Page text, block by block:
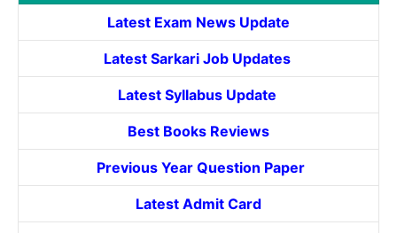
Latest Exam News Update
Latest Sarkari Job Updates
Latest Syllabus Update
Best Books Reviews
Previous Year Question Paper
Latest Admit Card